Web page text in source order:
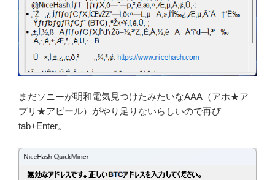
まだソニーが明和電気見つけたみたいなAAA（アホ★ア
プリ★アピール）がやり足りないらしいので再び
tab+Enter。